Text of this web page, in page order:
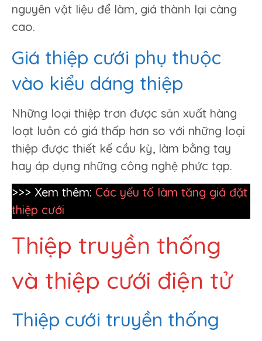
nguyên vật liệu để làm, giá thành lại càng
cao.
Giá thiệp cưới phụ thuộc
vào kiểu dáng thiệp
Những loại thiệp trơn được sản xuất hàng
loạt luôn có giá thấp hơn so với những loại
thiệp được thiết kế cầu kỳ, làm bằng tay
hay áp dụng những công nghệ phức tạp.
>>> Xem thêm: Các yếu tố làm tăng giá đặt
thiệp cưới
Thiệp truyền thống
và thiệp cưới điện tử
Thiệp cưới truyền thống